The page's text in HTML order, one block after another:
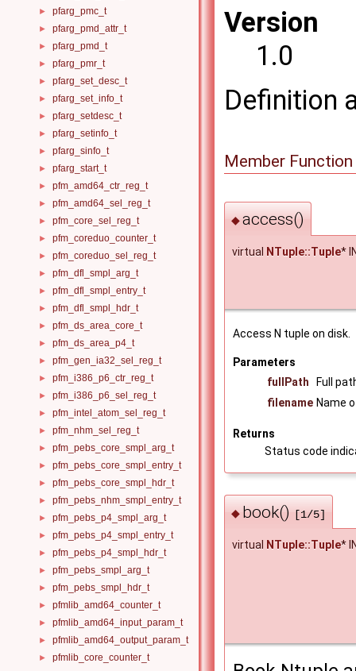
► pfarg_pmc_t
► pfarg_pmd_attr_t
► pfarg_pmd_t
► pfarg_pmr_t
► pfarg_set_desc_t
► pfarg_set_info_t
► pfarg_setdesc_t
► pfarg_setinfo_t
► pfarg_sinfo_t
► pfarg_start_t
► pfm_amd64_ctr_reg_t
► pfm_amd64_sel_reg_t
► pfm_core_sel_reg_t
► pfm_coreduo_counter_t
► pfm_coreduo_sel_reg_t
► pfm_dfl_smpl_arg_t
► pfm_dfl_smpl_entry_t
► pfm_dfl_smpl_hdr_t
► pfm_ds_area_core_t
► pfm_ds_area_p4_t
► pfm_gen_ia32_sel_reg_t
► pfm_i386_p6_ctr_reg_t
► pfm_i386_p6_sel_reg_t
► pfm_intel_atom_sel_reg_t
► pfm_nhm_sel_reg_t
► pfm_pebs_core_smpl_arg_t
► pfm_pebs_core_smpl_entry_t
► pfm_pebs_core_smpl_hdr_t
► pfm_pebs_nhm_smpl_entry_t
► pfm_pebs_p4_smpl_arg_t
► pfm_pebs_p4_smpl_entry_t
► pfm_pebs_p4_smpl_hdr_t
► pfm_pebs_smpl_arg_t
► pfm_pebs_smpl_hdr_t
► pfmlib_amd64_counter_t
► pfmlib_amd64_input_param_t
► pfmlib_amd64_output_param_t
► pfmlib_core_counter_t
Version
1.0
Definition
Member
◆access()
virtual NTuple::Tuple*
Access N tuple on disk.
Parameters
fullPath
Full
filename Name
Returns
Status code
◆ book() [1/5]
virtual NTuple::Tuple*